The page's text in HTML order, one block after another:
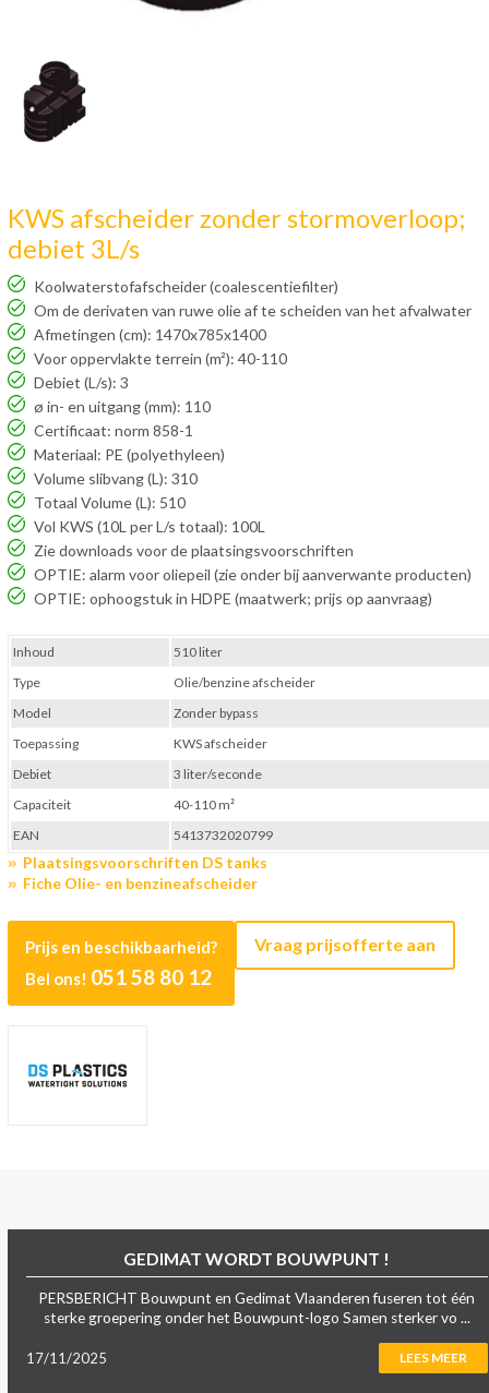
KWS afscheider zonder stormoverloop;
debiet 3L/s
Koolwaterstofafscheider (coalescentiefilter)
Om de derivaten van ruwe olie af te scheiden van het afvalwater
Afmetingen (cm): 1470x785x1400
Voor oppervlakte terrein (m²): 40-110
Debiet (L/s): 3
ø in- en uitgang (mm): 110
Certificaat: norm 858-1
Materiaal: PE (polyethyleen)
Volume slibvang (L): 310
Totaal Volume (L): 510
Vol KWS (10L per L/s totaal): 100L
Zie downloads voor de plaatsingsvoorschriften
OPTIE: alarm voor oliepeil (zie onder bij aanverwante producten)
OPTIE: ophoogstuk in HDPE (maatwerk; prijs op aanvraag)
Plaatsingsvoorschriften DS tanks
Fiche Olie- en benzineafscheider
Prijs en beschikbaarheid?
Bel ons! 051 58 80 12
Vraag prijsofferte aan
Inhoud
510 liter
Type
Olie/benzine afscheider
Model
Zonder bypass
Toepassing
KWS afscheider
Debiet
3 liter/seconde
Capaciteit
40-110 m²
EAN
5413732020799
GEDIMAT WORDT BOUWPUNT !
PERSBERICHT Bouwpunt en Gedimat Vlaanderen fuseren tot één
sterke groepering onder het Bouwpunt-logo Samen sterker vo ...
17/11/2025 LEES MEER